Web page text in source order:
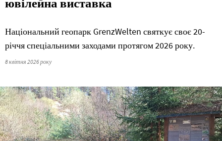
ювілейна виставка
Національний геопарк GrenzWelten святкує своє 20-
річчя спеціальними заходами протягом 2026 року.
8 квітня 2026 року